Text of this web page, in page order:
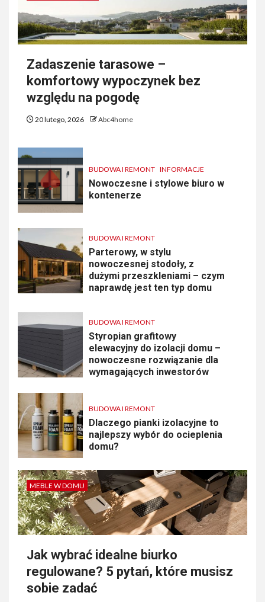
Zadaszenie tarasowe –
komfortowy wypoczynek bez
względu na pogodę
20 lutego, 2026 Abc4home
BUDOWA I REMONT INFORMACJE
Nowoczesne i stylowe biuro w
kontenerze
BUDOWA I REMONT
Parterowy, w stylu
nowoczesnej stodoły, z
dużymi przeszkleniami – czym
naprawdę jest ten typ domu
BUDOWA I REMONT
Styropian grafitowy
elewacyjny do izolacji domu –
nowoczesne rozwiązanie dla
wymagających inwestorów
BUDOWA I REMONT
Dlaczego pianki izolacyjne to
najlepszy wybór do ocieplenia
domu?
MEBLE W DOMU
Jak wybrać idealne biurko
regulowane? 5 pytań, które musisz
sobie zadać